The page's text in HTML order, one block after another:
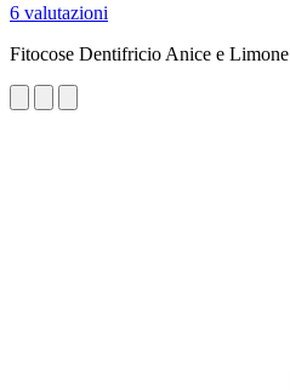
6 valutazioni
Fitocose Dentifricio Anice e Limone